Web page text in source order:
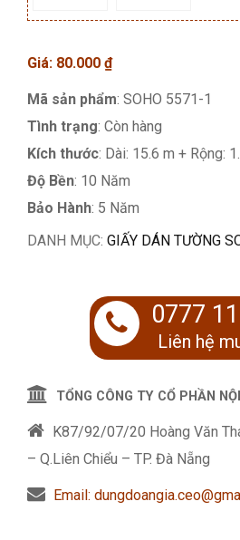
Giá: 80.000 ₫
Mã sản phẩm: SOHO 5571-1
Tình trạng: Còn hàng
Kích thước: Dài: 15.6 m + Rộng:
Độ Bền: 10 Năm
Bảo Hành: 5 Năm
DANH MỤC: GIẤY DÁN TƯỜNG
0777
Liên hệ
TỔNG CÔNG TY CỔ PHẦN
K87/92/07/20 Hoàng Văn
– Q.Liên Chiểu – TP. Đà Nẵng
Email: